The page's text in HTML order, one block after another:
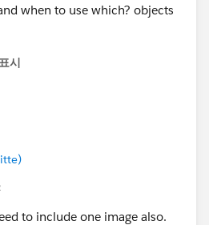
when to use which? objects
시
to include one image also.